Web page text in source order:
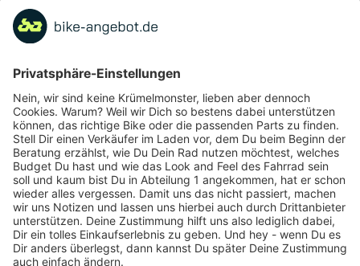
Beliebte Fahrrad-Kategorien
Marken-Highlights
TOP-Marken
ZAHLUNGSARTEN / RATENKAUF